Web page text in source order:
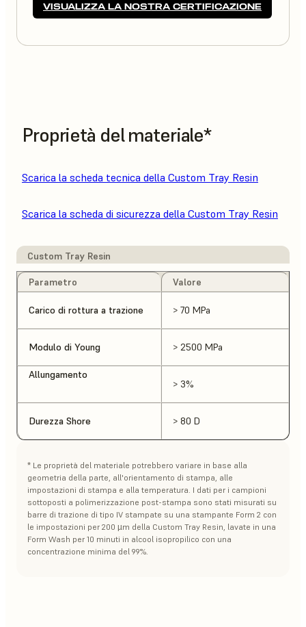
VISUALIZZA LA NOSTRA CERTIFICAZIONE
Proprietà del materiale*
Scarica la scheda tecnica della Custom Tray Resin
Scarica la scheda di sicurezza della Custom Tray Resin
Custom Tray Resin
Parametro Valore
Carico di rottura a trazione > 70 MPa
Modulo di Young > 2500 MPa
Allungamento
> 3%
Durezza Shore > 80 D
* Le proprietà del materiale potrebbero variare in base alla
geometria della parte, all'orientamento di stampa, alle
impostazioni di stampa e alla temperatura. I dati per i campioni
sottoposti a polimerizzazione post-stampa sono stati misurati su
barre di trazione di tipo IV stampate su una stampante Form 2 con
le impostazioni per 200 µm della Custom Tray Resin, lavate in una
Form Wash per 10 minuti in alcool isopropilico con una
concentrazione minima del 99%.